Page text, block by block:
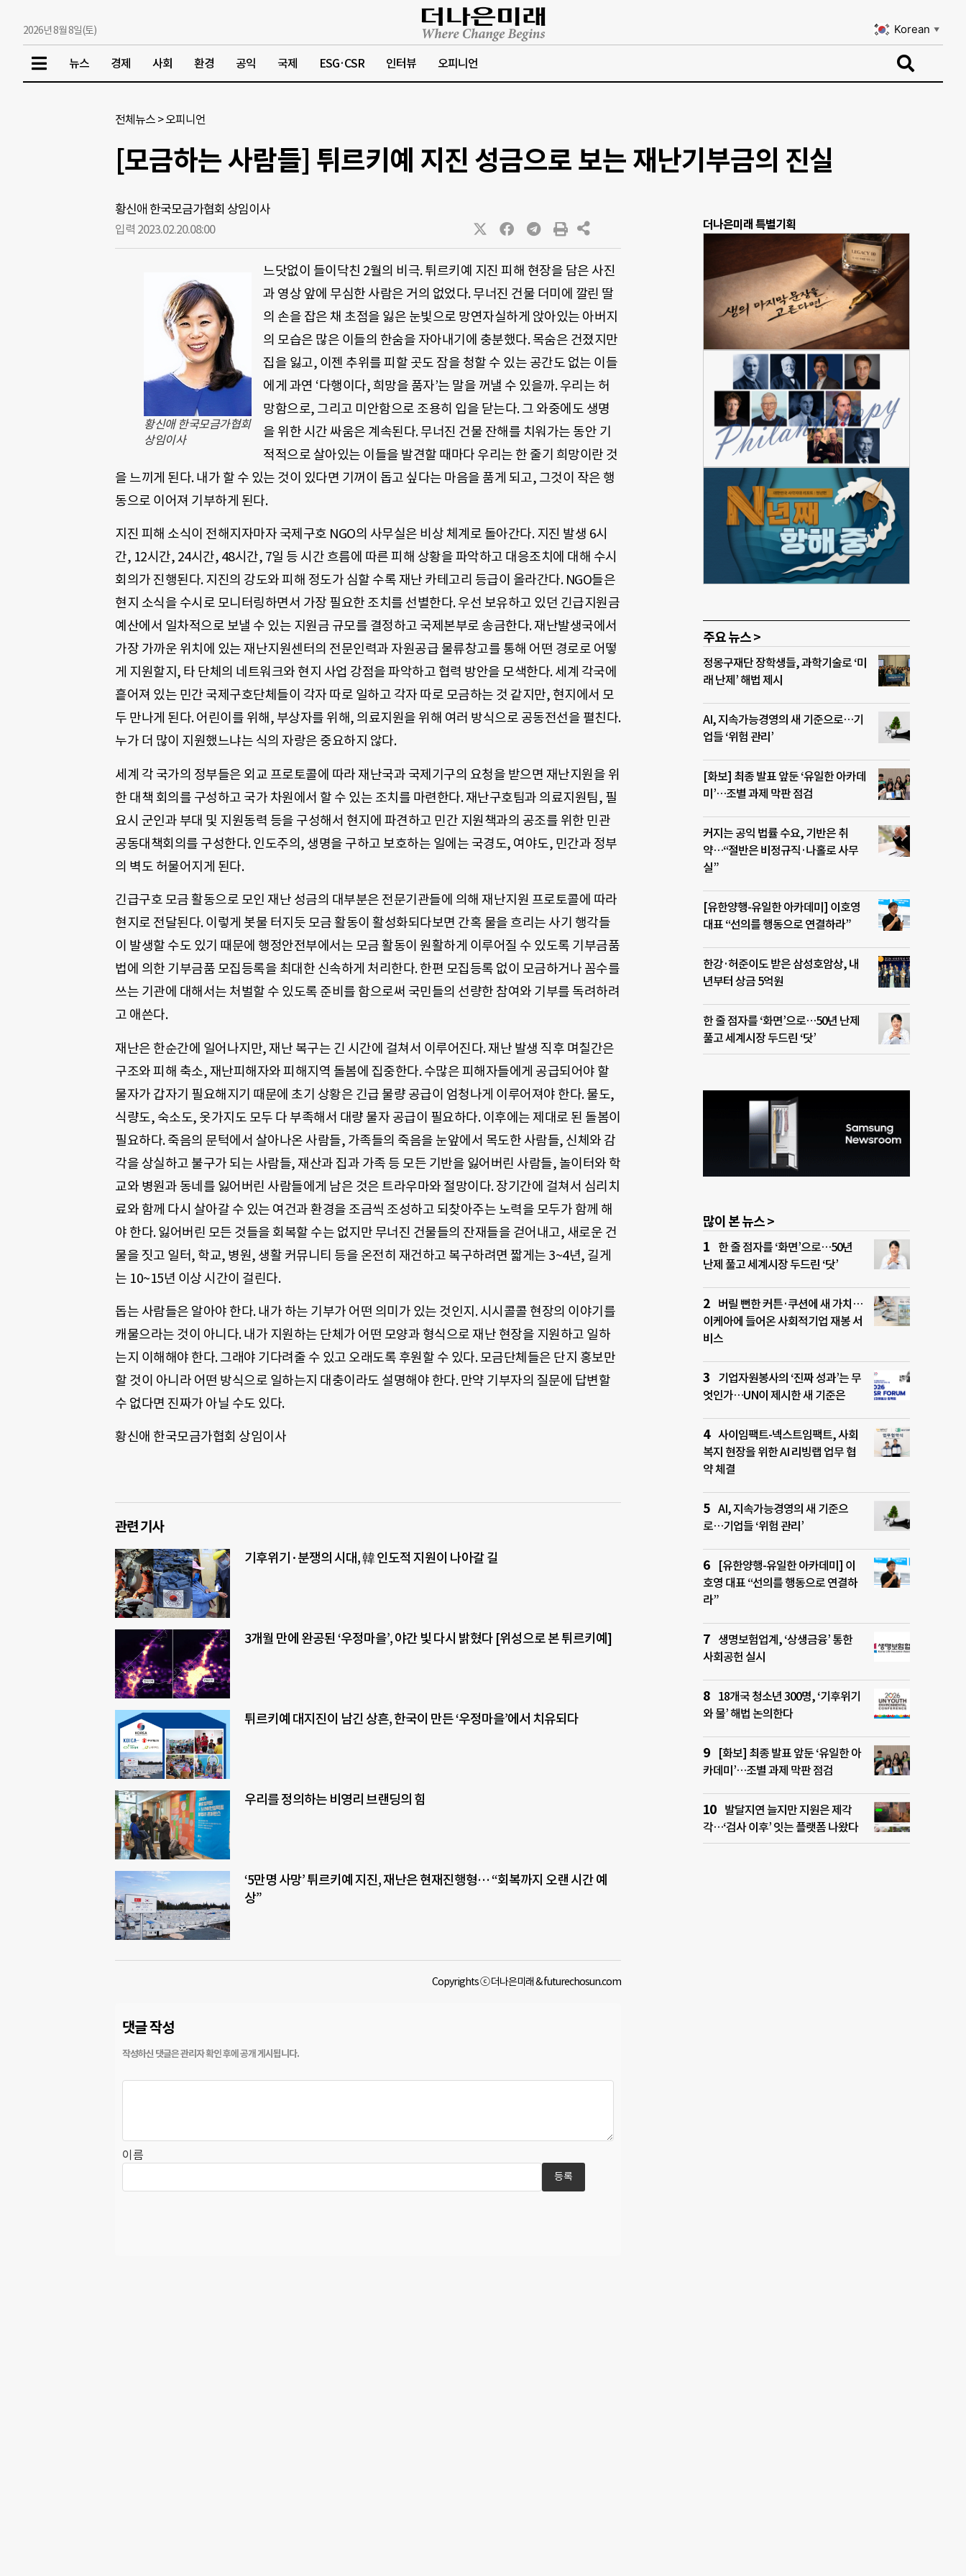
2026년 8월 8일(토) Korean ▼
뉴스 경제 사회 환경 공익 국제 ESG·CSR 인터뷰 오피니언
전체뉴스 >오피니언
[모금하는 사람들] 튀르키예 지진 성금으로 보는 재난기부금의 진실
황신애 한국모금가협회 상임이사
입력 2023.02.20.08:00
황신애 한국모금가협회
상임이사
느닷없이 들이닥친 2월의 비극. 튀르키예 지진 피해 현장을 담은 사진
과 영상 앞에 무심한 사람은 거의 없었다. 무너진 건물 더미에 깔린 딸
의 손을 잡은 채 초점을 잃은 눈빛으로 망연자실하게 앉아있는 아버지
의 모습은 많은 이들의 한숨을 자아내기에 충분했다. 목숨은 건졌지만
집을 잃고, 이젠 추위를 피할 곳도 잠을 청할 수 있는 공간도 없는 이들
에게 과연 ‘다행이다, 희망을 품자’는 말을 꺼낼 수 있을까. 우리는 허
망함으로, 그리고 미안함으로 조용히 입을 닫는다. 그 와중에도 생명
을 위한 시간 싸움은 계속된다. 무너진 건물 잔해를 치워가는 동안 기
적적으로 살아있는 이들을 발견할 때마다 우리는 한 줄기 희망이란 것
을 느끼게 된다. 내가 할 수 있는 것이 있다면 기꺼이 돕고 싶다는 마음을 품게 되고, 그것이 작은 행
동으로 이어져 기부하게 된다.
지진 피해 소식이 전해지자마자 국제구호 NGO의 사무실은 비상 체계로 돌아간다. 지진 발생 6시
간, 12시간, 24시간, 48시간, 7일 등 시간 흐름에 따른 피해 상황을 파악하고 대응조치에 대해 수시
회의가 진행된다. 지진의 강도와 피해 정도가 심할 수록 재난 카테고리 등급이 올라간다. NGO들은
현지 소식을 수시로 모니터링하면서 가장 필요한 조치를 선별한다. 우선 보유하고 있던 긴급지원금
예산에서 일차적으로 보낼 수 있는 지원금 규모를 결정하고 국제본부로 송금한다. 재난발생국에서
가장 가까운 위치에 있는 재난지원센터의 전문인력과 자원공급 물류창고를 통해 어떤 경로로 어떻
게 지원할지, 타 단체의 네트워크와 현지 사업 강점을 파악하고 협력 방안을 모색한다. 세계 각국에
흩어져 있는 민간 국제구호단체들이 각자 따로 일하고 각자 따로 모금하는 것 같지만, 현지에서 모
두 만나게 된다. 어린이를 위해, 부상자를 위해, 의료지원을 위해 여러 방식으로 공동전선을 펼친다.
누가 더 많이 지원했느냐는 식의 자랑은 중요하지 않다.
세계 각 국가의 정부들은 외교 프로토콜에 따라 재난국과 국제기구의 요청을 받으면 재난지원을 위
한 대책 회의를 구성하고 국가 차원에서 할 수 있는 조치를 마련한다. 재난구호팀과 의료지원팀, 필
요시 군인과 부대 및 지원동력 등을 구성해서 현지에 파견하고 민간 지원책과의 공조를 위한 민관
공동대책회의를 구성한다. 인도주의, 생명을 구하고 보호하는 일에는 국경도, 여야도, 민간과 정부
의 벽도 허물어지게 된다.
긴급구호 모금 활동으로 모인 재난 성금의 대부분은 전문기관들에 의해 재난지원 프로토콜에 따라
현지로 전달된다. 이렇게 봇물 터지듯 모금 활동이 활성화되다보면 간혹 물을 흐리는 사기 행각들
이 발생할 수도 있기 때문에 행정안전부에서는 모금 활동이 원활하게 이루어질 수 있도록 기부금품
법에 의한 기부금품 모집등록을 최대한 신속하게 처리한다. 한편 모집등록 없이 모금하거나 꼼수를
쓰는 기관에 대해서는 처벌할 수 있도록 준비를 함으로써 국민들의 선량한 참여와 기부를 독려하려
고 애쓴다.
재난은 한순간에 일어나지만, 재난 복구는 긴 시간에 걸쳐서 이루어진다. 재난 발생 직후 며칠간은
구조와 피해 축소, 재난피해자와 피해지역 돌봄에 집중한다. 수많은 피해자들에게 공급되어야 할
물자가 갑자기 필요해지기 때문에 초기 상황은 긴급 물량 공급이 엄청나게 이루어져야 한다. 물도,
식량도, 숙소도, 옷가지도 모두 다 부족해서 대량 물자 공급이 필요하다. 이후에는 제대로 된 돌봄이
필요하다. 죽음의 문턱에서 살아나온 사람들, 가족들의 죽음을 눈앞에서 목도한 사람들, 신체와 감
각을 상실하고 불구가 되는 사람들, 재산과 집과 가족 등 모든 기반을 잃어버린 사람들, 놀이터와 학
교와 병원과 동네를 잃어버린 사람들에게 남은 것은 트라우마와 절망이다. 장기간에 걸쳐서 심리치
료와 함께 다시 살아갈 수 있는 여건과 환경을 조금씩 조성하고 되찾아주는 노력을 모두가 함께 해
야 한다. 잃어버린 모든 것들을 회복할 수는 없지만 무너진 건물들의 잔재들을 걷어내고, 새로운 건
물을 짓고 일터, 학교, 병원, 생활 커뮤니티 등을 온전히 재건하고 복구하려면 짧게는 3~4년, 길게
는 10~15년 이상 시간이 걸린다.
돕는 사람들은 알아야 한다. 내가 하는 기부가 어떤 의미가 있는 것인지. 시시콜콜 현장의 이야기를
캐물으라는 것이 아니다. 내가 지원하는 단체가 어떤 모양과 형식으로 재난 현장을 지원하고 일하
는지 이해해야 한다. 그래야 기다려줄 수 있고 오래도록 후원할 수 있다. 모금단체들은 단지 홍보만
할 것이 아니라 어떤 방식으로 일하는지 대충이라도 설명해야 한다. 만약 기부자의 질문에 답변할
수 없다면 진짜가 아닐 수도 있다.
황신애 한국모금가협회 상임이사
관련 기사
기후위기·분쟁의 시대, 韓 인도적 지원이 나아갈 길
3개월 만에 완공된 ‘우정마을’, 야간 빛 다시 밝혔다 [위성으로 본 튀르키예]
튀르키예 대지진이 남긴 상흔, 한국이 만든 ‘우정마을’에서 치유되다
우리를 정의하는 비영리 브랜딩의 힘
‘5만명 사망’ 튀르키예 지진, 재난은 현재진행형… “회복까지 오랜 시간 예
상”
Copyrights ⓒ 더나은미래 & futurechosun.com
댓글 작성
이름
더나은미래 특별기획
주요 뉴스 >
정몽구재단 장학생들, 과학기술로 ‘미
래 난제’ 해법 제시
AI, 지속가능경영의 새 기준으로…기
업들 ‘위험 관리’
[화보] 최종 발표 앞둔 ‘유일한 아카데
미’…조별 과제 막판 점검
커지는 공익 법률 수요, 기반은 취
약…“절반은 비정규직·나홀로 사무
실”
[유한양행-유일한 아카데미] 이호영
대표 “선의를 행동으로 연결하라”
한강·허준이도 받은 삼성호암상, 내
년부터 상금 5억원
한 줄 점자를 ‘화면’으로…50년 난제
풀고 세계시장 두드린 ‘닷’
많이 본 뉴스 >
한 줄 점자를 ‘화면’으로…50년
난제 풀고 세계시장 두드린 ‘닷’
버릴 뻔한 커튼·쿠션에 새 가치…
이케아에 들어온 사회적기업 재봉 서
비스
기업자원봉사의 ‘진짜 성과’는 무
엇인가…UN이 제시한 새 기준은
사이임팩트-넥스트임팩트, 사회
복지 현장을 위한 AI 리빙랩 업무 협
약 체결
AI, 지속가능경영의 새 기준으
로…기업들 ‘위험 관리’
[유한양행-유일한 아카데미] 이
호영 대표 “선의를 행동으로 연결하
라”
생명보험업계, ‘상생금융’ 통한
사회공헌 실시
18개국 청소년 300명, ‘기후위기
와 물’ 해법 논의한다
[화보] 최종 발표 앞둔 ‘유일한 아
카데미’…조별 과제 막판 점검
발달지연 늘지만 지원은 제각
각…‘검사 이후’ 잇는 플랫폼 나왔다